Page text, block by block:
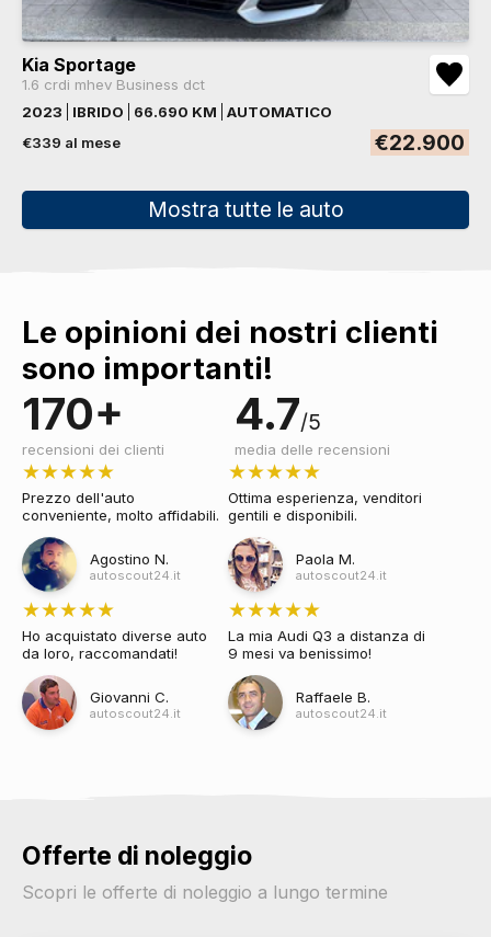
Kia Sportage
1.6 crdi mhev Business dct
2023
IBRIDO 66.690 KM
AUTOMATICO
€339 al mese
€22.900
Mostra tutte le auto
Le opinioni dei nostri clienti
sono importanti!
170+
recensioni dei clienti
4.7/5
media delle recensioni
★★★★★
Prezzo dell'auto
conveniente, molto affidabili.
Agostino N.
autoscout24.it
★★★★★
Ottima esperienza, venditori
gentili e disponibili.
Paola M.
autoscout24.it
★★★★★
Ho acquistato diverse auto
da loro, raccomandati!
Giovanni C.
autoscout24.it
★★★★★
La mia Audi Q3 a distanza di
9 mesi va benissimo!
Raffaele B.
autoscout24.it
Offerte di noleggio
Scopri le offerte di noleggio a lungo termine